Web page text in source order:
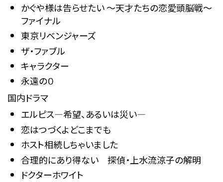
かぐや様は告らせたい 〜天才たちの恋愛頭脳戦〜
ファイナル
東京リベンジャーズ
ザ・ファブル
キャラクター
永遠の０
国内ドラマ
エルピス—希望、あるいは災い—
恋はつづくよどこまでも
ホスト相続しちゃいました
合理的にあり得ない 探偵・上水流涼子の解明
ドクターホワイト